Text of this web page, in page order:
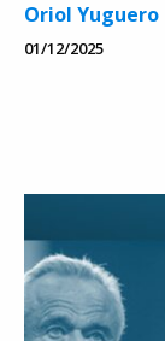
Oriol Yuguero
01/12/2025